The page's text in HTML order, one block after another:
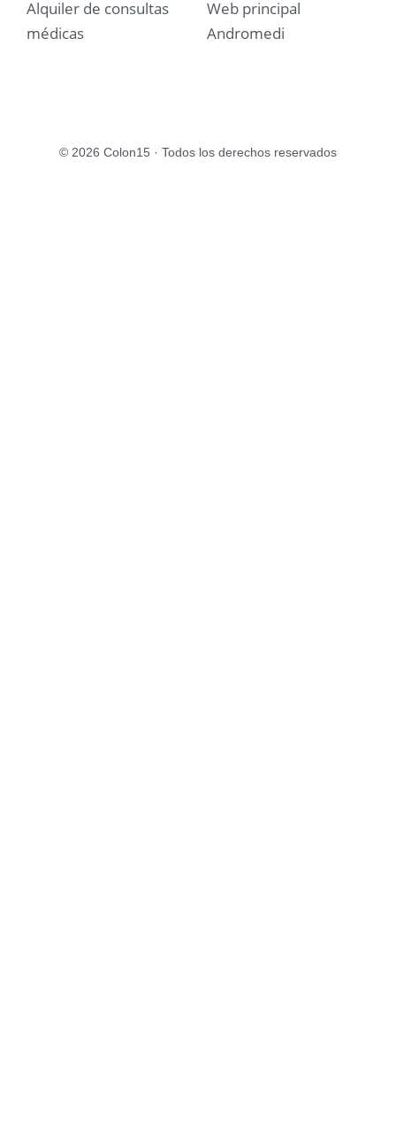
Alquiler de consultas
médicas
Web principal
Andromedi
© 2026 Colon15 · Todos los derechos reservados